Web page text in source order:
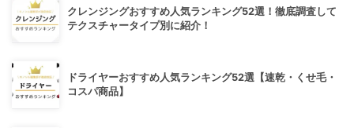
クレンジングおすすめ人気ランキング52選！徹底調査して
テクスチャータイプ別に紹介！
ドライヤーおすすめ人気ランキング52選【速乾・くせ毛・
コスパ商品】